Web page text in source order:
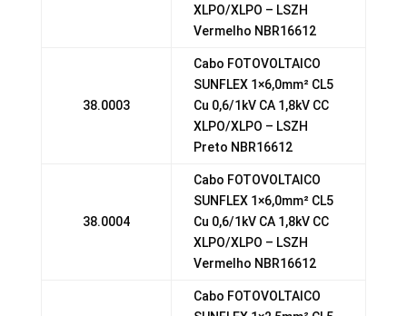
XLPO/XLPO – LSZH
Vermelho NBR16612
38.0003
Cabo FOTOVOLTAICO
SUNFLEX 1×6,0mm² CL5
Cu 0,6/1kV CA 1,8kV CC
XLPO/XLPO – LSZH
Preto NBR16612
38.0004
Cabo FOTOVOLTAICO
SUNFLEX 1×6,0mm² CL5
Cu 0,6/1kV CA 1,8kV CC
XLPO/XLPO – LSZH
Vermelho NBR16612
Cabo FOTOVOLTAICO